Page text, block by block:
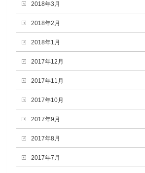
2018年3月
2018年2月
2018年1月
2017年12月
2017年11月
2017年10月
2017年9月
2017年8月
2017年7月